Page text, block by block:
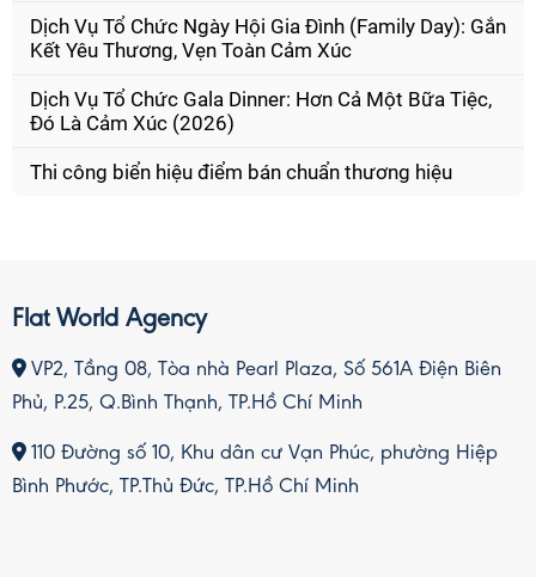
Dịch Vụ Tổ Chức Ngày Hội Gia Đình (Family Day): Gắn
Kết Yêu Thương, Vẹn Toàn Cảm Xúc
Dịch Vụ Tổ Chức Gala Dinner: Hơn Cả Một Bữa Tiệc,
Đó Là Cảm Xúc (2026)
Thi công biển hiệu điểm bán chuẩn thương hiệu
Flat World Agency
VP2, Tầng 08, Tòa nhà Pearl Plaza, Số 561A Điện Biên
Phủ, P.25, Q.Bình Thạnh, TP.Hồ Chí Minh
110 Đường số 10, Khu dân cư Vạn Phúc, phường Hiệp
Bình Phước, TP.Thủ Đức, TP.Hồ Chí Minh